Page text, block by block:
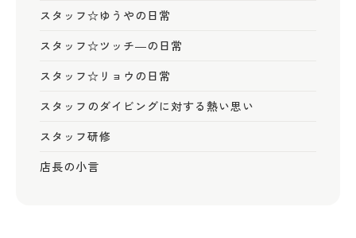
スタッフ☆ゆうやの日常
スタッフ☆ツッチ―の日常
スタッフ☆リョウの日常
スタッフのダイビングに対する熱い思い
スタッフ研修
店長の小言